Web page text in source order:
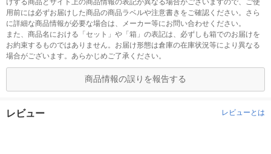
用前には必ずお届けした商品の商品ラベルや注意書きをご確認ください。さら
に詳細な商品情報が必要な場合は、メーカー等にお問い合わせください。
また、商品名における「セット」や「箱」の表記は、必ずしも箱でのお届けを
お約束するものではありません。お届け形態は倉庫の在庫状況等により異なる
場合がございます。あらかじめご了承ください。
商品情報の誤りを報告する
レビュー レビューとは